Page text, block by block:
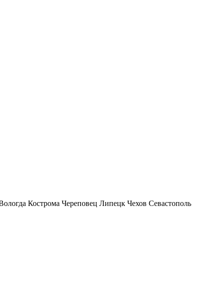
Кострома Череповец Липецк Чехов Севастополь